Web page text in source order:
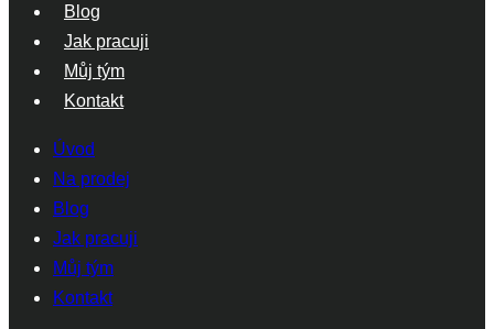
Blog
Jak pracuji
Můj tým
Kontakt
Úvod
Na prodej
Blog
Jak pracuji
Můj tým
Kontakt